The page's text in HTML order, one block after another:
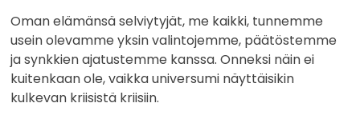
Oman elämänsä selviytyjät, me kaikki, tunnemme
usein olevamme yksin valintojemme, päätöstemme
ja synkkien ajatustemme kanssa. Onneksi näin ei
kuitenkaan ole, vaikka universumi näyttäisikin
kulkevan kriisistä kriisiin.